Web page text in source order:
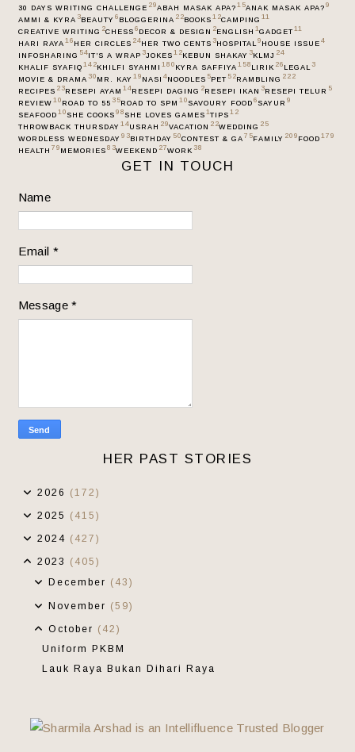
30 DAYS WRITING CHALLENGE 29ABAH MASAK APA? 15ANAK MASAK APA? 9
AMMI & KYRA 3BEAUTY 6 BLOGGERINA 22BOOKS 12CAMPING 11
CREATIVE WRITING 2CHESS 6 DECOR & DESIGN 2ENGLISH 1GADGET 11
HARI RAYA 16 HER CIRCLES 24HER TWO CENTS 3HOSPITAL9 HOUSE ISSUE 4
INFOSHARING 54IT’S A WRAP 3JOKES 12KEBUN SHAKAY 3KLMJ 24
KHALIF SYAFIQ 142KHILFI SYAHMI 180 KYRA SAFFIYA 158 LIRIK 26 LEGAL3
MOVIE & DRAMA 30 MR. KAY 19 NASI 4NOODLES 5PET 52RAMBLING 222
RECIPES 23RESEPI AYAM 14RESEPI DAGING 2RESEPI IKAN 3RESEPI TELUR 5
REVIEW 10 ROAD TO 55 35ROAD TO SPM 10 SAVOURY FOOD 6 SAYUR 9
SEAFOOD 10 SHE COOKS 98 SHE LOVES GAMES 1TIPS 12
THROWBACK THURSDAY 14USRAH 29VACATION 22WEDDING 25
WORDLESS WEDNESDAY 93BIRTHDAY 50CONTEST & GA 75FAMILY 209 FOOD 179
HEALTH 79 MEMORIES 83WEEKEND 27WORK 38
GET IN TOUCH
Name
Email *
Message*
HER PAST STORIES
2026 (172)
2025 (415)
2024 (427)
2023 (405)
December (43)
November (59)
October (42)
Uniform PKBM
Lauk Raya Bukan Dihari Raya
Makan Malam Di Dapur Hutan Sungai Udang